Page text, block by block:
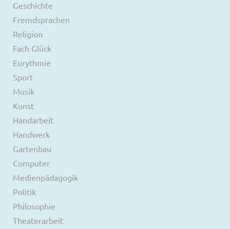
Geschichte
Fremdsprachen
Religion
Fach Glück
Eurythmie
Sport
Musik
Kunst
Handarbeit
Handwerk
Gartenbau
Computer
Medienpädagogik
Politik
Philosophie
Theaterarbeit